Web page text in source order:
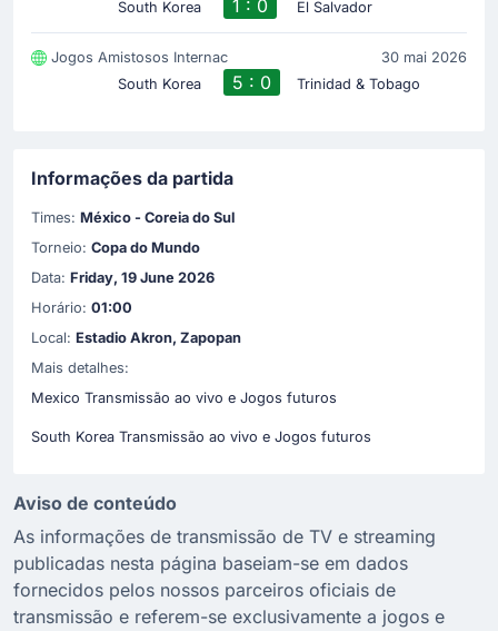
South Korea
1 : 0 El Salvador
Jogos Amistosos Internac
30 mai 2026
South Korea
5 : 0 Trinidad & Tobago
Informações da partida
Times: México - Coreia do Sul
Torneio: Copa do Mundo
Data: Friday, 19 June 2026
Horário: 01:00
Local: Estadio Akron, Zapopan
Mais detalhes:
Mexico Transmissão ao vivo e Jogos futuros
South Korea Transmissão ao vivo e Jogos futuros
Aviso de conteúdo
As informações de transmissão de TV e streaming
publicadas nesta página baseiam-se em dados
fornecidos pelos nossos parceiros oficiais de
transmissão e referem-se exclusivamente a jogos e